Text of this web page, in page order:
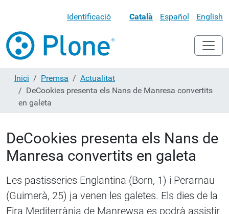
Identificació Català Español English
Inici Premsa
Actualitat
DeCookies presenta els Nans de Manresa convertits
en galeta
DeCookies presenta els Nans de
Manresa convertits en galeta
Les pastisseries Englantina (Born, 1) i Perarnau
(Guimerà, 25) ja venen les galetes. Els dies de la
Fira Mediterrània de Manrewsa es podrà assistir